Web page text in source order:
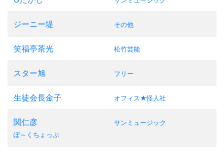
ジーニー堤 その他
笑福亭茶光 松竹芸能
スター旭 フリー
生徒会長金子 オフィス★怪人社
関仁彦
ぽ～くちょっぷ
サンミュージック